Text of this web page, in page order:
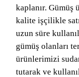
kaplanır.
kalite işçilikle
uzun süre
gümüş olanları
ürünlerimizi
tutarak ve